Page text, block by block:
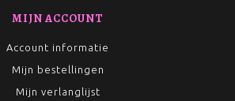
MIJN ACCOUNT
Account informatie
Mijn bestellingen
Mijn verlanglijst